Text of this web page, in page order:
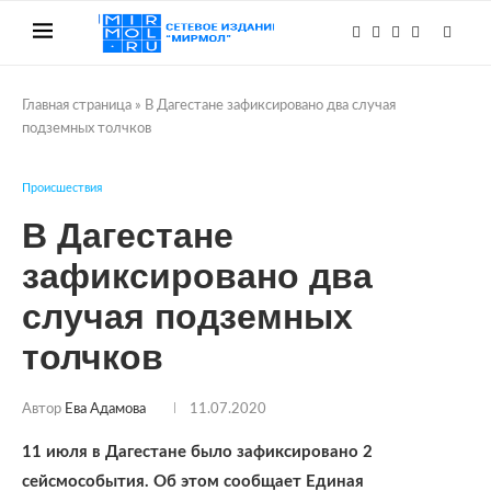
Главная страница » В Дагестане зафиксировано два случая
подземных толчков
Происшествия
В Дагестане
зафиксировано два
случая подземных
толчков
Автор Ева Адамова 11.07.2020
11 июля в Дагестане было зафиксировано 2
сейсмособытия. Об этом сообщает Единая